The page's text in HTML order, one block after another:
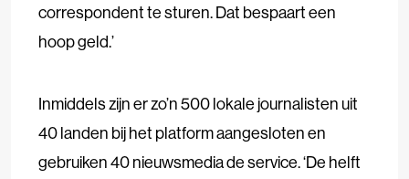
correspondent te sturen. Dat bespaart een
hoop geld.’
Inmiddels zijn er zo’n 500 lokale journalisten uit
40 landen bij het platform aangesloten en
gebruiken 40 nieuwsmedia de service. ‘De helft